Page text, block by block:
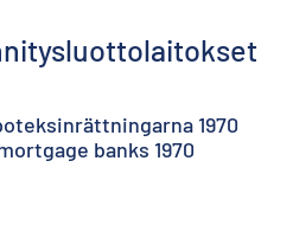
1970
banks 1970